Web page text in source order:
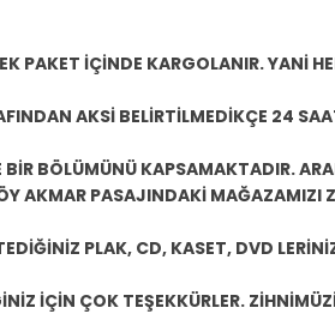
PAKET İÇİNDE KARGOLANIR. YANİ
AKSİ BELİRTİLMEDİKÇE 24
BÖLÜMÜNÜ KAPSAMAKTADIR.
AKMAR PASAJINDAKİ MAĞAZAMIZI
PLAK, CD, KASET, DVD
İÇİN ÇOK TEŞEKKÜRLER.